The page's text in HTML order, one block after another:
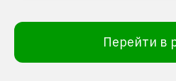
Перейти в